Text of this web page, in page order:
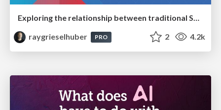
Exploring the relationship between traditional SERPs and Gen AI search
raygrieselhuber
PRO 2 4.2k